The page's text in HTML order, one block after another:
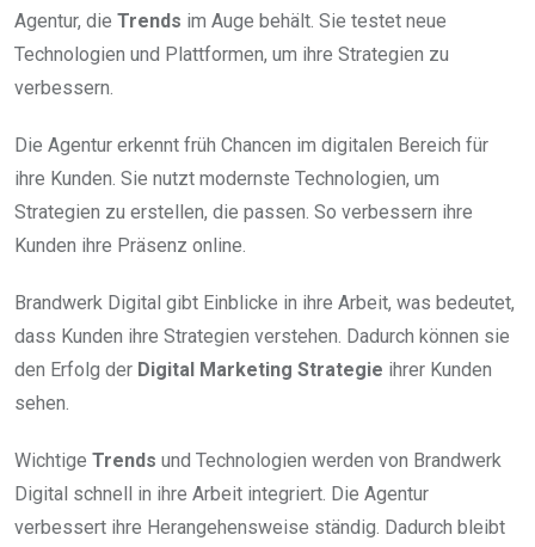
Agentur, die Trends im Auge behält. Sie testet neue
Technologien und Plattformen, um ihre Strategien zu
verbessern.
Die Agentur erkennt früh Chancen im digitalen Bereich für
ihre Kunden. Sie nutzt modernste Technologien, um
Strategien zu erstellen, die passen. So verbessern ihre
Kunden ihre Präsenz online.
Brandwerk Digital gibt Einblicke in ihre Arbeit, was bedeutet,
dass Kunden ihre Strategien verstehen. Dadurch können sie
den Erfolg der Digital Marketing Strategie ihrer Kunden
sehen.
Wichtige Trends und Technologien werden von Brandwerk
Digital schnell in ihre Arbeit integriert. Die Agentur
verbessert ihre Herangehensweise ständig. Dadurch bleibt